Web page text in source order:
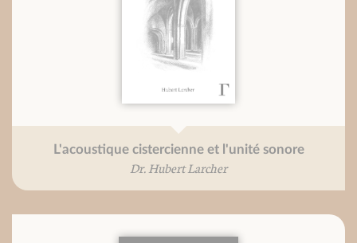
L'acoustique cistercienne et l'unité sonore
Dr. Hubert Larcher